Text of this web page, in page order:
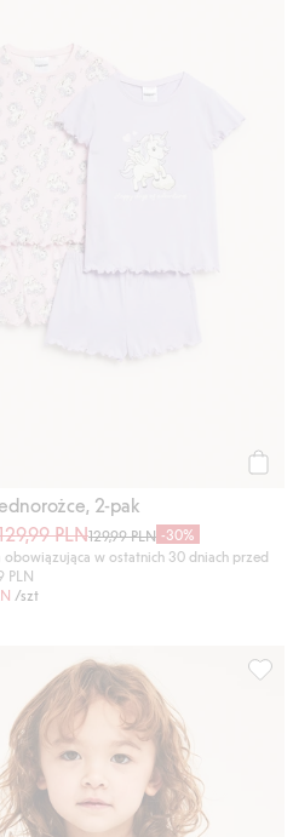
2-pak
PLN129,99 PLN -30%
obowiązująca w ostatnich 30 dniach przed
PLN
/szt
dla dzieci, Dodaj do listy ulubione